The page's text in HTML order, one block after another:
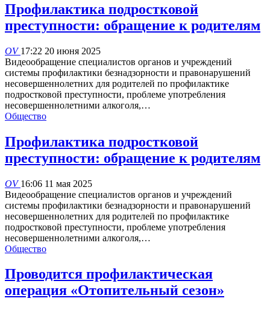
Профилактика подростковой
преступности: обращение к родителям
OV17:22 20 июня 2025
Видеообращение специалистов органов и учреждений
системы профилактики безнадзорности и правонарушений
несовершеннолетних для родителей по профилактике
подростковой преступности, проблеме употребления
несовершеннолетними алкоголя,…
Общество
Профилактика подростковой
преступности: обращение к родителям
OV16:06 11 мая 2025
Видеообращение специалистов органов и учреждений
системы профилактики безнадзорности и правонарушений
несовершеннолетних для родителей по профилактике
подростковой преступности, проблеме употребления
несовершеннолетними алкоголя,…
Общество
Проводится профилактическая
операция «Отопительный сезон»